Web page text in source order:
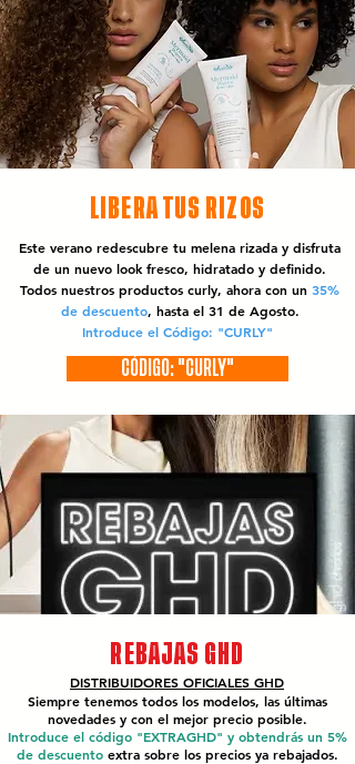
LIBERA TUS RIZOS
Este verano redescubre tu melena rizada y disfruta
de un nuevo look fresco, hidratado y definido.
Todos nuestros productos curly, ahora con un 35%
de descuento, hasta el 31 de Agosto.
Introduce el Código: "CURLY"
CÓDIGO: "CURLY"
REBAJAS GHD
DISTRIBUIDORES OFICIALES GHD
Siempre tenemos todos los modelos, las últimas
novedades y con el mejor precio posible.
Introduce el código "EXTRAGHD" y obtendrás un 5%
de descuento extra sobre los precios ya rebajados.